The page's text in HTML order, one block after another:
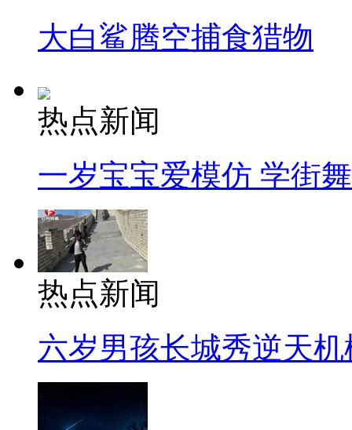
大白鲨腾空捕食猎物
热点新闻
一岁宝宝爱模仿 学街
热点新闻
六岁男孩长城秀逆天机